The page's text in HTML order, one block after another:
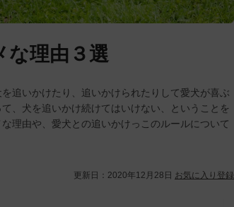
な理由３選
追いかけたり、追いかけられたりして愛犬が喜ぶ
、犬を追いかけ続けてはいけない、ということを
理由や、愛犬との追いかけっこのルールについて
更新日： 2020年12月28日 お気に入り登録